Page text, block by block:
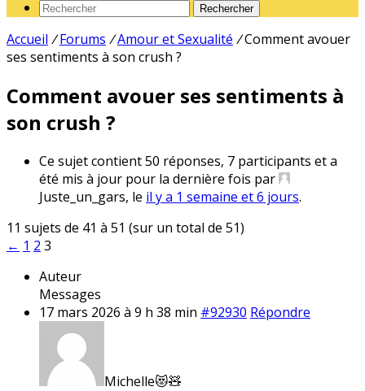
Rechercher
Accueil / Forums /Amour et Sexualité /Comment avouer
ses sentiments à son crush ?
Comment avouer ses sentiments à
son crush ?
Ce sujet contient 50 réponses, 7 participants et a
été mis à jour pour la dernière fois par
Juste_un_gars, le il y a 1 semaine et 6 jours.
11 sujets de 41 à 51 (sur un total de 51)
← 1 2 3
Auteur
Messages
17 mars 2026 à 9 h 38 min #92930 Répondre
Michelle😻🧸